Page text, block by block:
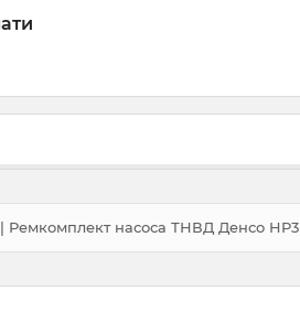
Ремкомплект насоса ТНВД Денсо HP3